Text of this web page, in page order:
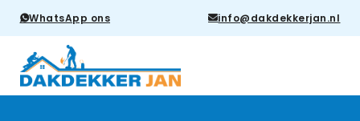
WhatsApp ons info@dakdekkerjan.nl